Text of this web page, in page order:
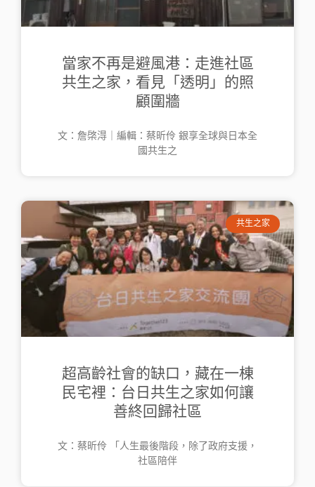
當家不再是避風港：走進社區
共生之家，看見「透明」的照
顧圍牆
文：詹棨淂｜編輯：蔡昕伶 銀享全球與日本全
國共生之
共生之家
超高齡社會的缺口，藏在一棟
民宅裡：台日共生之家如何讓
善終回歸社區
文：蔡昕伶 「人生最後階段，除了政府支援，
社區陪伴